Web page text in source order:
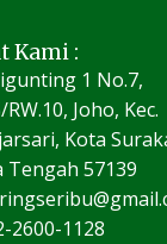
Kami :
1 No.7,
RW.10, Joho, Kec.
Kota
Tengah 57139
2600-1128